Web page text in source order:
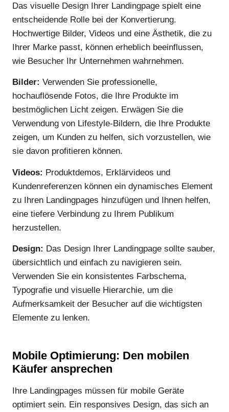
Das visuelle Design Ihrer Landingpage spielt eine
entscheidende Rolle bei der Konvertierung.
Hochwertige Bilder, Videos und eine Ästhetik, die zu
Ihrer Marke passt, können erheblich beeinflussen,
wie Besucher Ihr Unternehmen wahrnehmen.
Bilder: Verwenden Sie professionelle,
hochauflösende Fotos, die Ihre Produkte im
bestmöglichen Licht zeigen. Erwägen Sie die
Verwendung von Lifestyle-Bildern, die Ihre Produkte
zeigen, um Kunden zu helfen, sich vorzustellen, wie
sie davon profitieren können.
Videos: Produktdemos, Erklärvideos und
Kundenreferenzen können ein dynamisches Element
zu Ihren Landingpages hinzufügen und Ihnen helfen,
eine tiefere Verbindung zu Ihrem Publikum
herzustellen.
Design: Das Design Ihrer Landingpage sollte sauber,
übersichtlich und einfach zu navigieren sein.
Verwenden Sie ein konsistentes Farbschema,
Typografie und visuelle Hierarchie, um die
Aufmerksamkeit der Besucher auf die wichtigsten
Elemente zu lenken.
Mobile Optimierung: Den mobilen
Käufer ansprechen
Ihre Landingpages müssen für mobile Geräte
optimiert sein. Ein responsives Design, das sich an